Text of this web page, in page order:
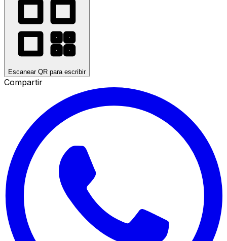
Escanear QR para escribir
Compartir